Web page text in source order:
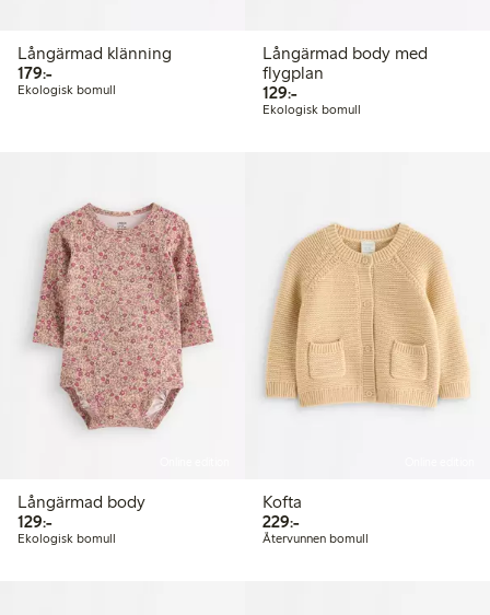
Långärmad klänning
179:-179,00 kr
Ekologisk bomull
Långärmad body med
flygplan
129:-129,00 kr
Ekologisk bomull
Långärmad body
129:-129,00 kr
Ekologisk bomull
Kofta
229:-229,00 kr
Återvunnen bomull